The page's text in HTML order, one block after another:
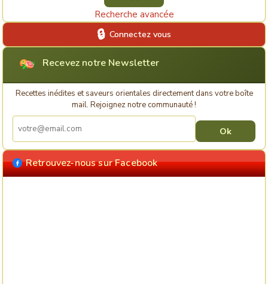
Recherche avancée
Connectez vous
Recevez notre Newsletter
Recettes inédites et saveurs orientales directement dans votre boîte
mail. Rejoignez notre communauté !
Retrouvez-nous sur Facebook